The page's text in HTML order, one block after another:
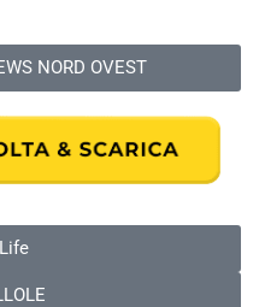
NORD OVEST